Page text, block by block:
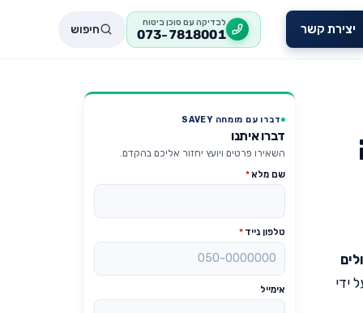
יצירת קשר לבדיקה עם סוכן ביטוח
073-7818001 חיפוש
ידי
דברו עם מומחה SAVEY
דברו איתנו
השאירו פרטים ויועץ יחזור אליכם בהקדם.
שם מלא*
טלפון נייד *
אימייל